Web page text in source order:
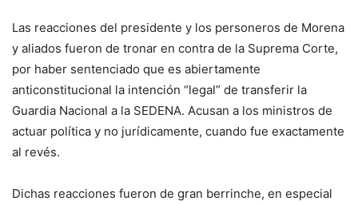
Las reacciones del presidente y los personeros de Morena
y aliados fueron de tronar en contra de la Suprema Corte,
por haber sentenciado que es abiertamente
anticonstitucional la intención “legal” de transferir la
Guardia Nacional a la SEDENA. Acusan a los ministros de
actuar política y no jurídicamente, cuando fue exactamente
al revés.
Dichas reacciones fueron de gran berrinche, en especial